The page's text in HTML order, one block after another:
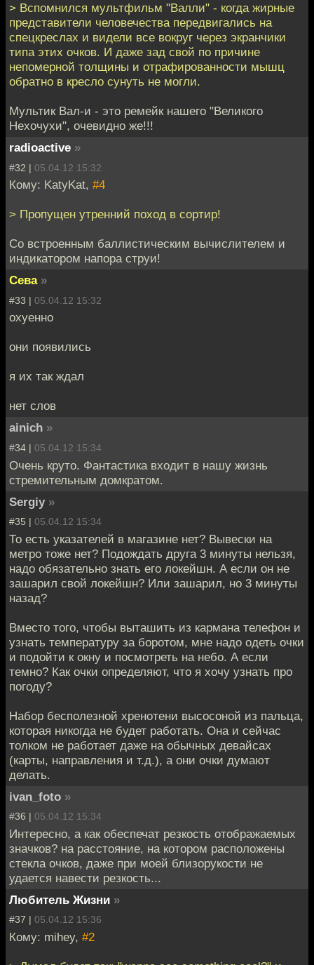
> Вспомнился мультфильм "Валли" - когда жирные
представители человечества передвигались на
спецкреслах и видели все вокруг через экранчики
типа этих очков. И даже зад свой по причине
непомерной толщины и отрафированности мышц
обратно в кресло сунуть не могли.
Мультик Вал-и - это ремейк нашего "Великого
Нехочухи", очевидно же!!!
radioactive »
#32 | 05.04.12 15:32
Кому: KatyKat, #4
> Пропущен утренний поход в сортир!
Со встроенным баллистическим вычислителем и
индикатором напора струи!
Сева »
#33 | 05.04.12 15:32
охуенно
они появились
я их так ждал
нет слов
ainich »
#34 | 05.04.12 15:34
Очень круто. Фантастика входит в нашу жизнь
стремительным домкратом.
Sergiy »
#35 | 05.04.12 15:34
То есть указателей в магазине нет? Вывески на
метро тоже нет? Подождать друга 3 минуты нельзя,
надо обязательно знать его локейшн. А если он не
зашарил свой локейшн? Или зашарил, но 3 минуты
назад?
Вместо того, чтобы выташить из кармана телефон и
узнать температуру за боротом, мне надо одеть очки
и подойти к окну и посмотреть на небо. А если
темно? Как очки определяют, что я хочу узнать про
погоду?
Набор бесполезной хренотени высосоной из пальца,
которая никогда не будет работать. Она и сейчас
толком не работает даже на обычных девайсах
(карты, направления и т.д.), а они очки думают
делать.
ivan_foto »
#36 | 05.04.12 15:34
Интересно, а как обеспечат резкость отображаемых
значков? на расстояние, на котором расположены
стекла очков, даже при моей близорукости не
удается навести резкость...
Любитель Жизни »
#37 | 05.04.12 15:36
Кому: mihey, #2